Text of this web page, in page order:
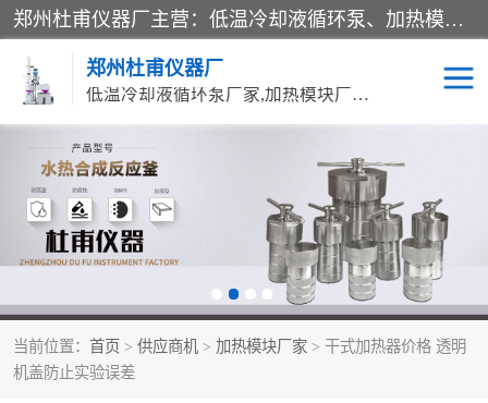
郑州杜甫仪器厂主营：低温冷却液循环泵、加热模块、水热合成反应釜、水油浴锅、旋转蒸发器、循环水真空泵等产品。郑州杜甫仪器厂在众多的教学仪器行业中依靠科技力量扬长避短、迅速发展，成为国家教委*生产教学仪器的厂家，产品具有国内良好水平，主导产品通过ISO9002质量认证。
郑州杜甫仪器厂
低温冷却液循环泵厂家,加热模块厂家,水热合成反应釜厂家,水油浴锅厂家,旋转蒸发器厂家
当前位置： 首页 > 供应商机 > 加热模块厂家 > 干式加热器价格 透明
机盖防止实验误差
循环水真空泵厂家 水热合成反应釜厂家
低温冷却液循环泵厂家 加热模块厂家
气流烘干器
旋转蒸发器厂家 双层玻璃反应釜10L